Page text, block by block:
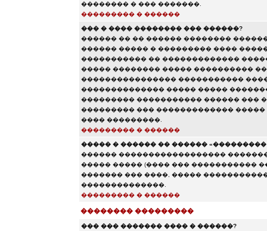
�������� � ��� �������.
��������� � ������
��� � ���� �������� ��� ������?
������ �� �� ������ ��������
������ ����� � ��������� ����
����������� �� �������������
����� �������� ����� ����������
���������������� �����������
�������������� ����� �����
��������� ����������� ������ ���
��������� ��� �������������
���� ���������.
��������� � ������
����� � ������ �� ������ «���������
������ ������������������
����� ����� (���� ��� �����������
������� ��� ����, �����
��������������.
��������� � ������
�������� ���������
��� ��� ������� ���� � ������?